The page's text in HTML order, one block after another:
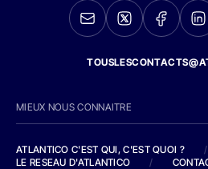
MIEUX NOUS CONNAITRE
ATLANTICO C'EST QUI, C'EST QUOI ?
/
LE RESEAU D'ATLANTICO
/